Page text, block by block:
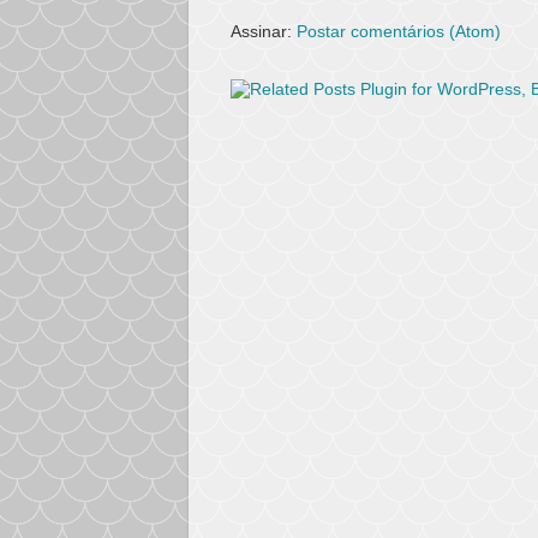
Assinar: Postar comentários (Atom)